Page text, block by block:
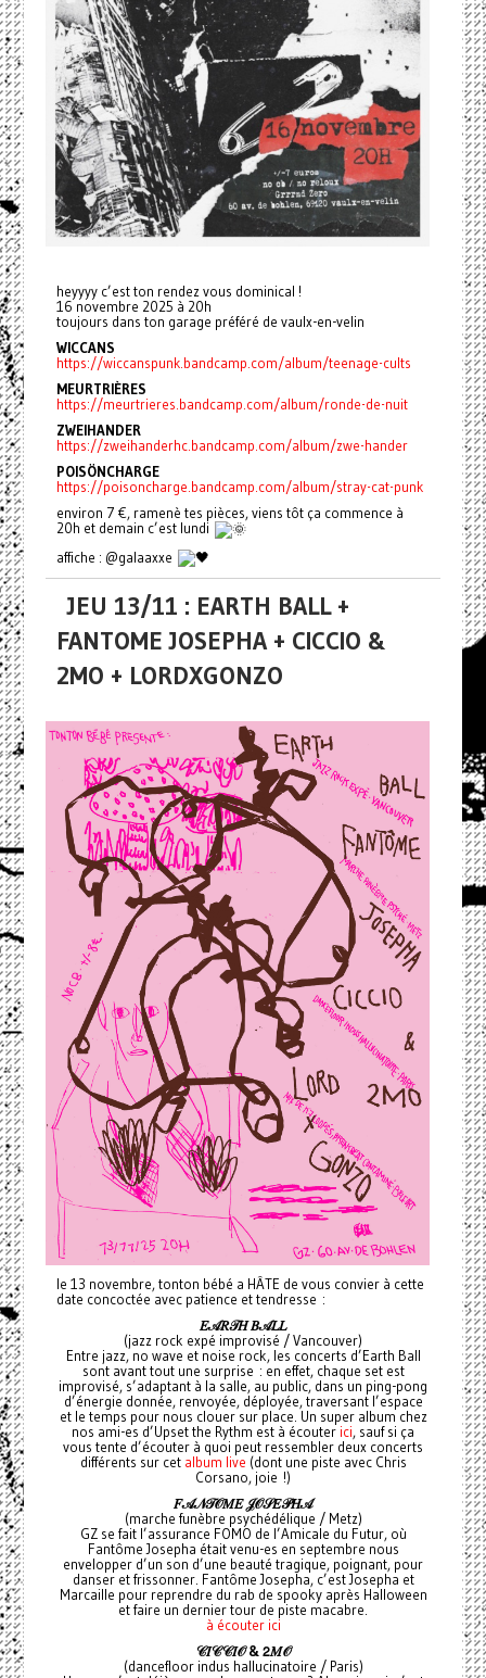
heyyyy c’est ton rendez vous dominical !
16 novembre 2025 à 20h
toujours dans ton garage préféré de vaulx-en-velin
WICCANS
https://wiccanspunk.bandcamp.com/album/teenage-cults
MEURTRIÈRES
https://meurtrieres.bandcamp.com/album/ronde-de-nuit
ZWEIHANDER
https://zweihanderhc.bandcamp.com/album/zwe-hander
POISÖNCHARGE
https://poisoncharge.bandcamp.com/album/stray-cat-punk
environ 7 €, ramenè tes pièces, viens tôt ça commence à
20h et demain c’est lundi
affiche : @galaaxxe
JEU 13/11 : EARTH BALL +
FANTOME JOSEPHA + CICCIO &
2MO + LORDXGONZO
le 13 novembre, tonton bébé a HÂTE de vous convier à cette
date concoctée avec patience et tendresse :
𝐸𝒜𝑅𝒯𝐻𝐵𝒜𝐿𝐿
(jazz rock expé improvisé / Vancouver)
Entre jazz, no wave et noise rock, les concerts d’Earth Ball
sont avant tout une surprise : en effet, chaque set est
improvisé, s’adaptant à la salle, au public, dans un ping-pong
d’énergie donnée, renvoyée, déployée, traversant l’espace
et le temps pour nous clouer sur place. Un super album chez
nos ami-es d’Upset the Rythm est à écouter ici, sauf si ça
vous tente d’écouter à quoi peut ressembler deux concerts
différents sur cet album live (dont une piste avec Chris
Corsano, joie !)
𝐹𝒜𝒩𝒯𝒪𝑀𝐸𝒥𝒪𝒮𝐸𝒫𝐻𝒜
(marche funèbre psychédélique / Metz)
GZ se fait l’assurance FOMO de l’Amicale du Futur, où
Fantôme Josepha était venu-es en septembre nous
envelopper d’un son d’une beauté tragique, poignant, pour
danser et frissonner. Fantôme Josepha, c’est Josepha et
Marcaille pour reprendre du rab de spooky après Halloween
et faire un dernier tour de piste macabre.
à écouter ici
𝒞𝐼𝒞𝒞𝐼𝒪 &𝟤𝑀𝒪
(dancefloor indus hallucinatoire / Paris)